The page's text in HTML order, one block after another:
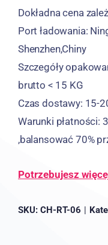
Dokładna cena
Port ładowania:
Shenzhen,Chiny
Szczegóły
brutto < 15 KG
Czas dostawy: 15-
Warunki płatności:
,balansować 70%
Potrzebujesz
SKU: CH-RT-06 |